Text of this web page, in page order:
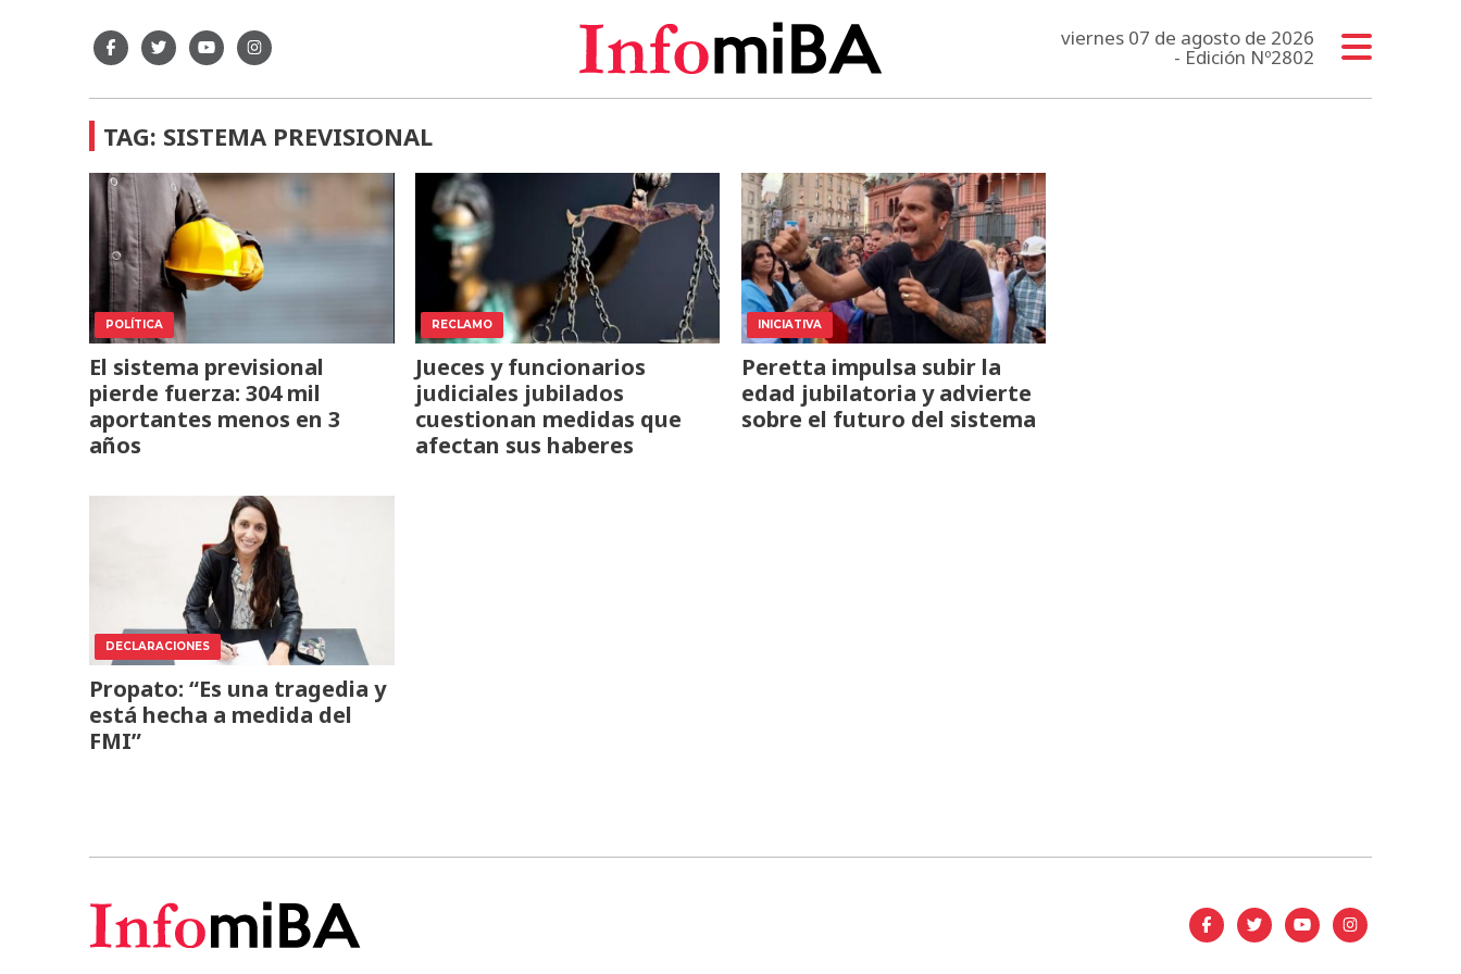
viernes 07 de agosto de 2026
- Edición Nº2802
TAG: SISTEMA PREVISIONAL
POLÍTICA
El sistema previsional
pierde fuerza: 304 mil
aportantes menos en 3
años
RECLAMO
Jueces y funcionarios
judiciales jubilados
cuestionan medidas que
afectan sus haberes
INICIATIVA
Peretta impulsa subir la
edad jubilatoria y advierte
sobre el futuro del sistema
DECLARACIONES
Propato: “Es una tragedia y
está hecha a medida del
FMI”